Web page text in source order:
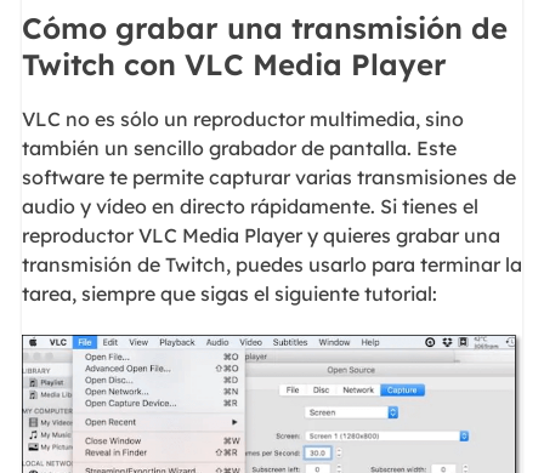
Cómo grabar una transmisión de
Twitch con VLC Media Player
VLC no es sólo un reproductor multimedia, sino
también un sencillo grabador de pantalla. Este
software te permite capturar varias transmisiones de
audio y vídeo en directo rápidamente. Si tienes el
reproductor VLC Media Player y quieres grabar una
transmisión de Twitch, puedes usarlo para terminar la
tarea, siempre que sigas el siguiente tutorial: